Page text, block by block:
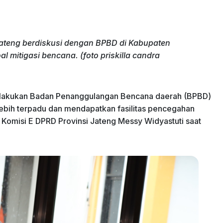
berdiskusi dengan BPBD di Kabupaten
mitigasi bencana. (foto priskilla candra
Badan Penanggulangan Bencana daerah (BPBD)
terpadu dan mendapatkan fasilitas pencegahan
E DPRD Provinsi Jateng Messy Widyastuti saat